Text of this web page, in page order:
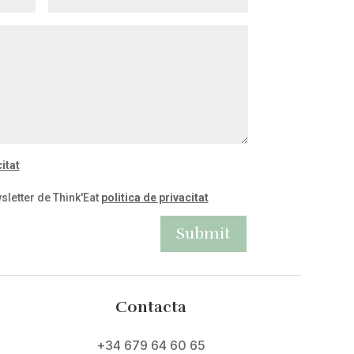
de Think'Eat politica de privacitat
Submit
Contacta
+34 679 64 60 65